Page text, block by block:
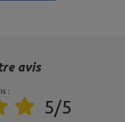
Adresse:
Code postal:
Starachowice
avis
:
5/5